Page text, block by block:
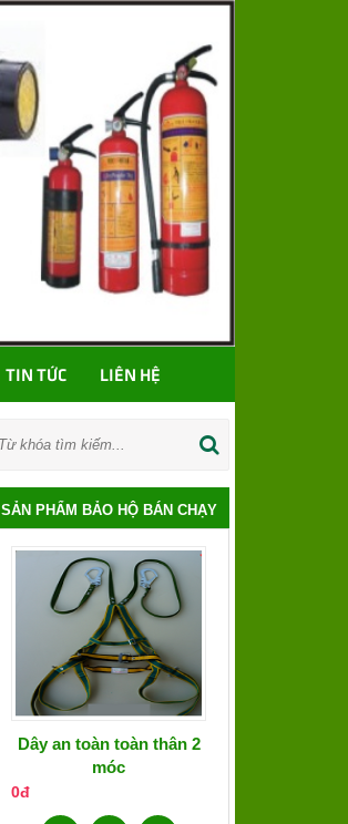
TIN TỨC LIÊN HỆ
SẢN PHẨM BẢO HỘ BÁN CHẠY
Dây an toàn toàn thân 2
móc
0đ